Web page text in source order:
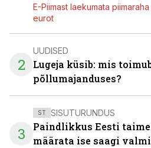
E-Piimast laekumata
eurot
2
UUDISED
Lugeja küsib: mis
põllumajanduses?
3
ST SISUTURUNDUS
Paindlikkus Eesti
määrata ise saagi